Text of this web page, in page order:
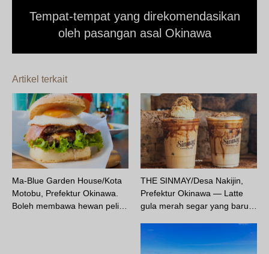
Tempat-tempat yang direkomendasikan
oleh pasangan asal Okinawa
Artikel terkait
Ma‑Blue Garden House/Kota
Motobu, Prefektur Okinawa.
Boleh membawa hewan peli…
THE SINMAY/Desa Nakijin,
Prefektur Okinawa — Latte
gula merah segar yang baru…